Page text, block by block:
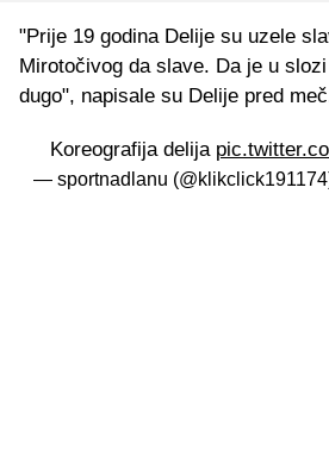
"Prije 19 godina Delije su uzele
Mirotočivog da slave. Da je u
dugo", napisale su Delije pred
Koreografija delija
— sportnadlanu